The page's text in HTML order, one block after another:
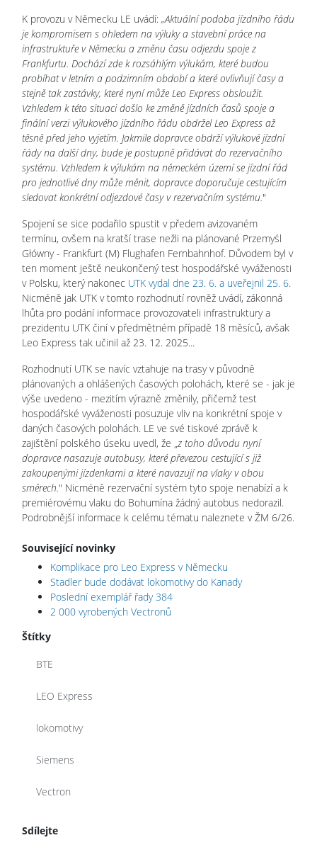
K provozu v Německu LE uvádí: „Aktuální podoba jízdního řádu
je kompromisem s ohledem na výluky a stavební práce na
infrastruktuře v Německu a změnu času odjezdu spoje z
Frankfurtu. Dochází zde k rozsáhlým výlukám, které budou
probíhat v letním a podzimním období a které ovlivňují časy a
stejně tak zastávky, které nyní může Leo Express obsloužit.
Vzhledem k této situaci došlo ke změně jízdních časů spoje a
finální verzi výlukového jízdního řádu obdržel Leo Express až
těsně před jeho vyjetím. Jakmile dopravce obdrží výlukové jízdní
řády na další dny, bude je postupně přidávat do rezervačního
systému. Vzhledem k výlukám na německém území se jízdní řád
pro jednotlivé dny může měnit, dopravce doporučuje cestujícím
sledovat konkrétní odjezdové časy v rezervačním systému."
Spojení se sice podařilo spustit v předem avizovaném
termínu, ovšem na kratší trase nežli na plánované Przemyśl
Główny - Frankfurt (M) Flughafen Fernbahnhof. Důvodem byl v
ten moment ještě neukončený test hospodářské vyváženosti
v Polsku, který nakonec UTK vydal dne 23. 6. a uveřejnil 25. 6.
Nicméně jak UTK v tomto rozhodnutí rovněž uvádí, zákonná
lhůta pro podání informace provozovateli infrastruktury a
prezidentu UTK činí v předmětném případě 18 měsíců, avšak
Leo Express tak učinil až 23. 12. 2025...
Rozhodnutí UTK se navíc vztahuje na trasy v původně
plánovaných a ohlášených časových polohách, které se - jak je
výše uvedeno - mezitím výrazně změnily, přičemž test
hospodářské vyváženosti posuzuje vliv na konkrétní spoje v
daných časových polohách. LE ve své tiskové zprávě k
zajištění polského úseku uvedl, že „z toho důvodu nyní
dopravce nasazuje autobusy, které převezou cestující s již
zakoupenými jízdenkami a které navazují na vlaky v obou
směrech." Nicméně rezervační systém tyto spoje nenabízí a k
premiérovému vlaku do Bohumína žádný autobus nedorazil.
Podrobnější informace k celému tématu naleznete v ŽM 6/26.
Související novinky
Komplikace pro Leo Express v Německu
Stadler bude dodávat lokomotivy do Kanady
Poslední exemplář řady 384
2 000 vyrobených Vectronů
Štítky
BTE
LEO Express
lokomotivy
Siemens
Vectron
Sdílejte